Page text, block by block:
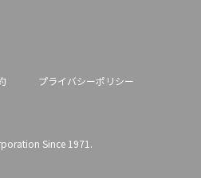
プライバシーポリシー
Since 1971.